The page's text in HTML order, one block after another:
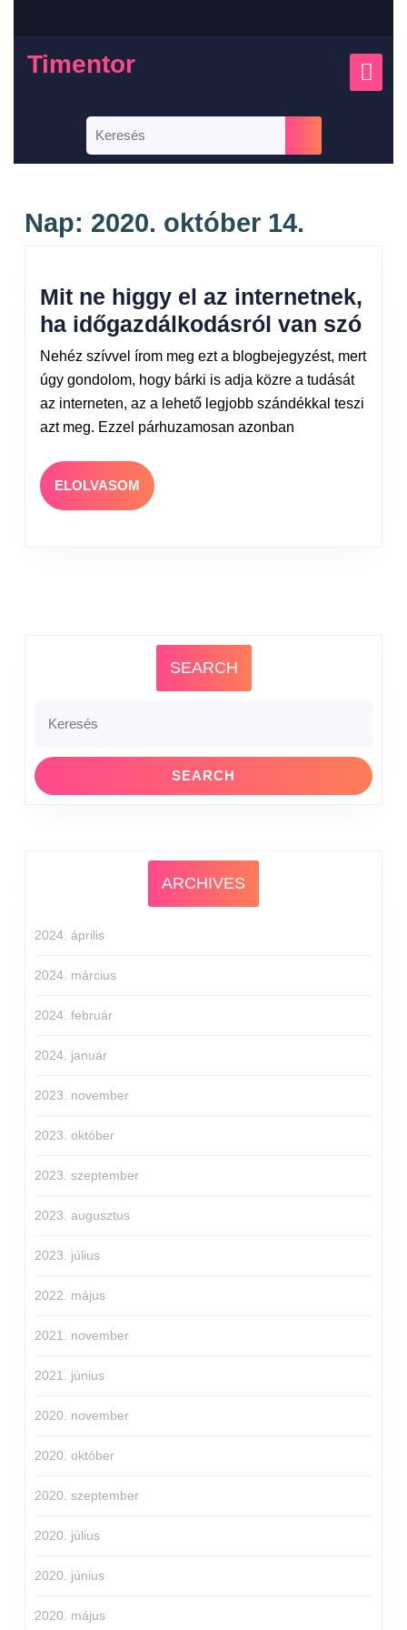
Timentor
Nap: 2020. október 14.
Mit ne higgy el az internetnek,
ha időgazdálkodásról van szó
Nehéz szívvel írom meg ezt a blogbejegyzést, mert
úgy gondolom, hogy bárki is adja közre a tudását
az interneten, az a lehető legjobb szándékkal teszi
azt meg. Ezzel párhuzamosan azonban
ELOLVASOM
SEARCH
ARCHIVES
2024. április
2024. március
2024. február
2024. január
2023. november
2023. október
2023. szeptember
2023. augusztus
2023. július
2022. május
2021. november
2021. június
2020. november
2020. október
2020. szeptember
2020. július
2020. június
2020. május